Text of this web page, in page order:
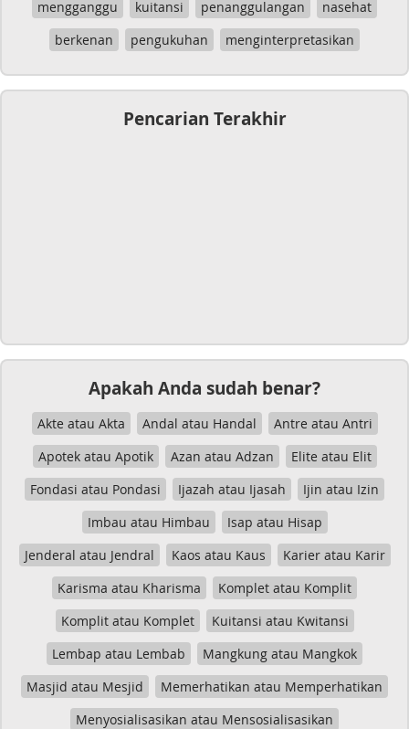
mengganggu
kuitansi penanggulangan
nasehat
berkenan
pengukuhan menginterpretasikan
Pencarian Terakhir
Apakah Anda sudah benar?
Akte atau Akta Andal atau Handal
Antre atau Antri
Apotek atau Apotik
Azan atau Adzan
Elite atau Elit
Fondasi atau Pondasi
Ijazah atau Ijasah
Ijin atau Izin
Imbau atau Himbau
Isap atau Hisap
Jenderal atau Jendral
Kaos atau Kaus
Karier atau Karir
Karisma atau Kharisma
Komplet atau Komplit
Komplit atau Komplet
Kuitansi atau Kwitansi
Lembap atau Lembab
Mangkung atau Mangkok
Masjid atau Mesjid
Memerhatikan atau Memperhatikan
Menyosialisasikan atau Mensosialisasikan